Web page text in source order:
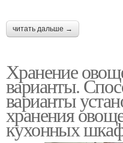
читать дальше →
Хранение
варианты.
варианты
хранения
кухонных